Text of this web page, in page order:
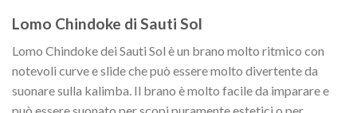
Lomo Chindoke di Sauti Sol
Lomo Chindoke dei Sauti Sol è un brano molto ritmico con
notevoli curve e slide che può essere molto divertente da
suonare sulla kalimba. Il brano è molto facile da imparare e